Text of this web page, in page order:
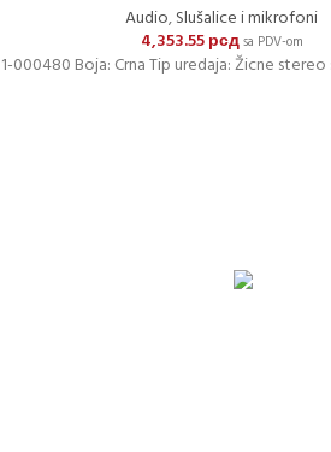
Audio,Slušalice i mikrofoni
4,353.55рсдsa PDV-om
Boja: Crna Tip uredaja: Žicne